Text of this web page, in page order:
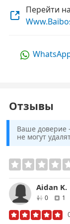
Перейти
Отзывы
Ваше доверие
не могут
Aidan K.
0друзей1